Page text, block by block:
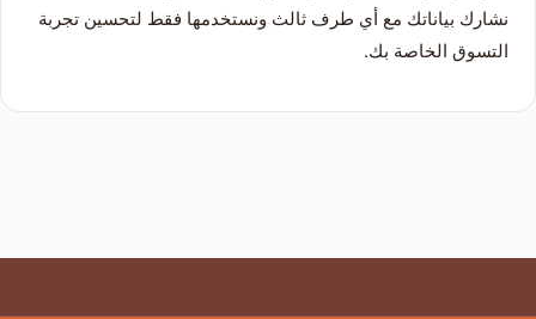
كاميرات مراقبة منزلية
نشارك بياناتك مع أي طرف ثالث ونستخدمها فقط لتحسين تجربة
التسوق الخاصة بك.